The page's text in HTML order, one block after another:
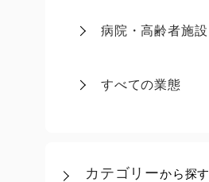
病院・高齢者施設
すべての業態
カテゴリーから探す